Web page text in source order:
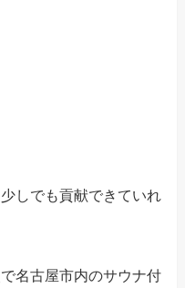
しでも貢献できていれ
名古屋市内のサウナ付